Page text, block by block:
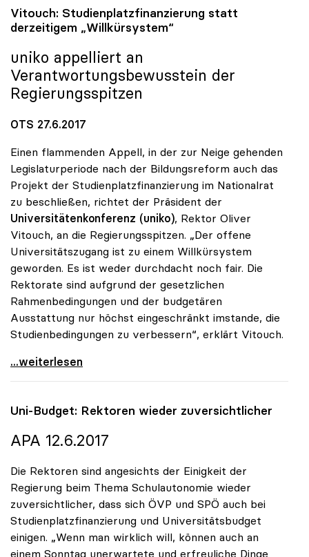
Vitouch: Studienplatzfinanzierung statt
derzeitigem „Willkürsystem“
uniko appelliert an
Verantwortungsbewusstein der
Regierungsspitzen
OTS 27.6.2017
Einen flammenden Appell, in der zur Neige gehenden
Legislaturperiode nach der Bildungsreform auch das
Projekt der Studienplatzfinanzierung im Nationalrat
zu beschließen, richtet der Präsident der
Universitätenkonferenz (uniko), Rektor Oliver
Vitouch, an die Regierungsspitzen. „Der offene
Universitätszugang ist zu einem Willkürsystem
geworden. Es ist weder durchdacht noch fair. Die
Rektorate sind aufgrund der gesetzlichen
Rahmenbedingungen und der budgetären
Ausstattung nur höchst eingeschränkt imstande, die
Studienbedingungen zu verbessern“, erklärt Vitouch.
Vitouch: Studienplatzfinanzierung statt
...weiterlesen
Uni-Budget: Rektoren wieder zuversichtlicher
APA 12.6.2017
Die Rektoren sind angesichts der Einigkeit der
Regierung beim Thema Schulautonomie wieder
zuversichtlicher, dass sich ÖVP und SPÖ auch bei
Studienplatzfinanzierung und Universitätsbudget
einigen. „Wenn man wirklich will, können auch an
einem Sonntag unerwartete und erfreuliche Dinge